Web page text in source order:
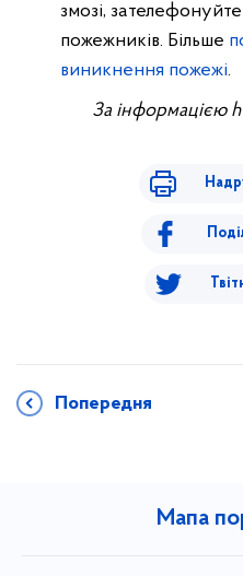
змозі, зателефонуйте
пожежників. Більше
виникнення пожежі.
За
Попередня
Мапа